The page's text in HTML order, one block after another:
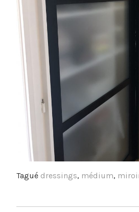
Tagué dressings, médium,